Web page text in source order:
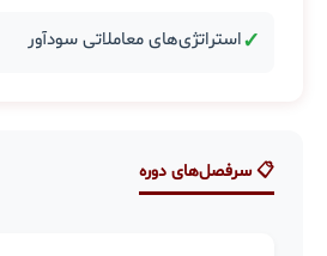
✓استراتژی‌های معاملاتی سودآور
📋 سرفصل‌های دوره